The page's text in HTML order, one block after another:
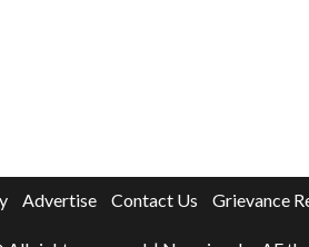
Advertise Contact Us Grievance